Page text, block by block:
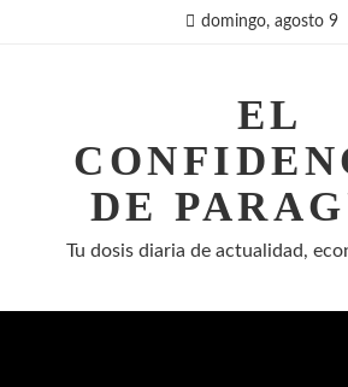
domingo, agosto 9
EL
DE
Tu dosis diaria de actualidad,